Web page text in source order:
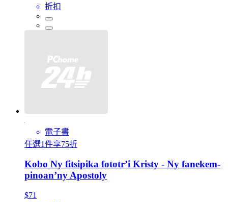
折扣
電子書
任選1件享75折
Kobo Ny fitsipika fototr’i Kristy - Ny fanekem-
pinoan’ny Apostoly
$71